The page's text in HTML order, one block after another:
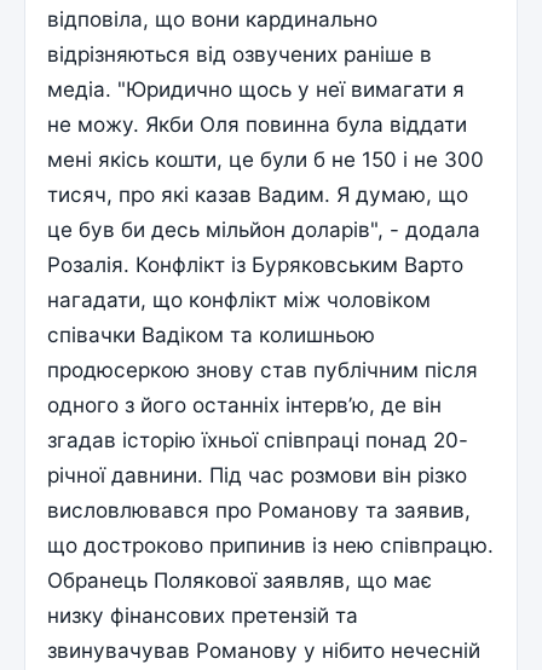
відповіла, що вони кардинально
відрізняються від озвучених раніше в
медіа. "Юридично щось у неї вимагати я
не можу. Якби Оля повинна була віддати
мені якісь кошти, це були б не 150 і не 300
тисяч, про які казав Вадим. Я думаю, що
це був би десь мільйон доларів", - додала
Розалія. Конфлікт із Буряковським Варто
нагадати, що конфлікт між чоловіком
співачки Вадіком та колишньою
продюсеркою знову став публічним після
одного з його останніх інтерв’ю, де він
згадав історію їхньої співпраці понад 20-
річної давнини. Під час розмови він різко
висловлювався про Романову та заявив,
що достроково припинив із нею співпрацю.
Обранець Полякової заявляв, що має
низку фінансових претензій та
звинувачував Романову у нібито нечесній